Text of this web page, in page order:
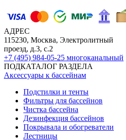
АДРЕС
115230, Москва, Электролитный
проезд, д.3, с.2
+7 (495) 984-05-25 многоканальный
ПОДКАТАЛОГ РАЗДЕЛА
Аксессуары к бассейнам
Подстилки и тенты
Фильтры для бассейнов
Чистка бассейна
Дезинфекция бассейнов
Покрывала и обогреватели
Лестницы